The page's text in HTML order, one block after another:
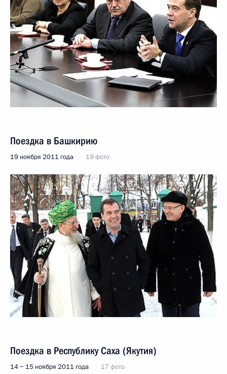
Поездка в Башкирию
19 ноября 2011 года 19 фото
Поездка в Республику Саха (Якутия)
14 − 15 ноября 2011 года 17 фото